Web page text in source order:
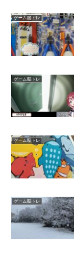
ゲーム脳トレ
ゲーム脳トレ
ゲーム脳トレ
ゲーム脳トレ